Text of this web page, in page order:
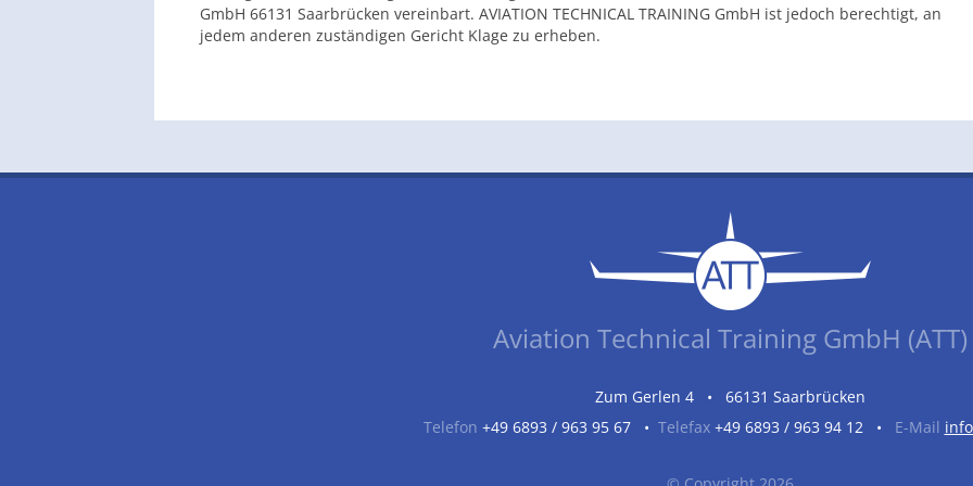
GmbH 66131 Saarbrücken vereinbart. AVIATION TECHNICAL TRAINING GmbH ist jedoch berechtigt, an
jedem anderen zuständigen Gericht Klage zu erheben.
Aviation Technical Training GmbH (ATT)
Zum Gerlen 4 • 66131 Saarbrücken
Telefon +49 6893 / 963 95 67 • Telefax +49 6893 / 963 94 12 • E-Mail